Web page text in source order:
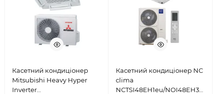
Касетний кондиціонер
Mitsubishi Heavy Hyper
Inverter
Касетний кондиціонер NC
clima
NCTSI48EH1eu/NOI48EH3eu/